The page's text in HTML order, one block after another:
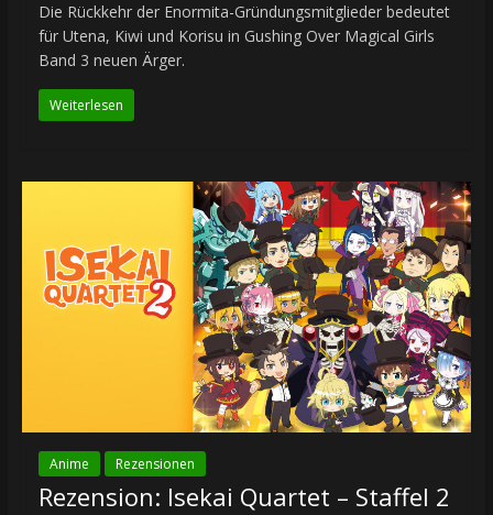
Die Rückkehr der Enormita-Gründungsmitglieder bedeutet
für Utena, Kiwi und Korisu in Gushing Over Magical Girls
Band 3 neuen Ärger.
Weiterlesen
Anime Rezensionen
Rezension: Isekai Quartet – Staffel 2